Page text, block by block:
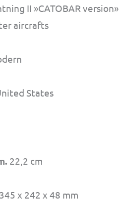
II »CATOBAR version»
aircrafts
States
22,2 cm
345 x 242 x 48 mm